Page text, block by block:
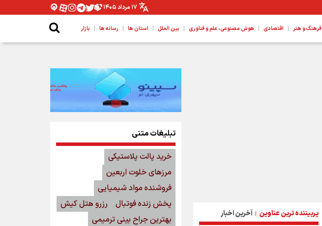
۱۷ مرداد ۱۴۰۵
فرهنگ و هنر | اقتصادی | هوش مصنوعی، علم و فناوری | بین الملل | استان ها | رسانه ها | بازار
پربیننده ترین عناوین | آخرین اخبار
تبلیغات متنی
خرید پالت پلاستیکی
مرزهای خلوت اربعین
فروشنده مواد شیمیایی
پخش زنده فوتبال
رزرو هتل کیش
بهترین جراح بینی ترمیمی